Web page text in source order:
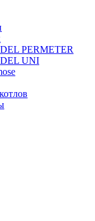
PERMETER
UNI